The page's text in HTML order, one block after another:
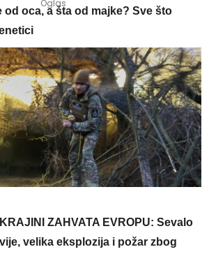
od oca, a šta od majke? Sve što
ZAHVATA EVROPU: Sevalo
velika eksplozija i požar zbog